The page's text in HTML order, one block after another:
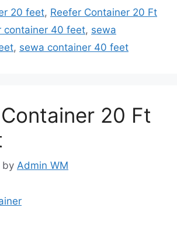
20 feet, Reefer Container 20 Ft
container 40 feet, sewa
, sewa container 40 feet
20 Ft
by Admin WM